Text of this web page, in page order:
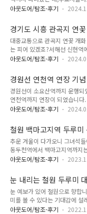
와 28mm 매크로 렌즈를 챙겨
대중교통 방법은 이미 다른
은행나무 단풍 (2024-
환승 방법만이 남았습니다.기
하여 이동 후 신탄리역에서 백
아닌 새로 교통카드 결제하여
주 있으므로 연천역에서 나와
데,13번은 이평리~백마고지역
농어촌버스로 하루 운행 회수
니다. 연천역 3번 출구를 나와
데, 이런 현수막이 붙어 있습니
아웃도어/탐조-후기
경기도 시흥 관곡지 연
조, 저어새 울음 소리 영
교통 뚜벅이 당일 여행
대중교통으로 관곡지 연꽃 개
는 피어 있겠죠?서해선 신현역
다. 1번(2번) 출구 나와서 횡단
건너서 진행하면 됩니다. 길찾
찾기로 관곡지까지 도보 모드
습니다. 초록빛 벼를 보니 마치
리 달맞이꽃 주홍박각시 옥수
보입니다. 금계국 관곡지에 도
을 지나고 붉은인동 물칸나 물
꽃테마파크 종합안내판 홑왕원
아웃도어/탐조-후기
경원선 연천역 연장 기
미 산책, 연천역-백마고
표 (2024-01-07)
경원선이 소요산역까지 운행
연천역까지 연장이 되었습니
마고지역까지 유료로 셔틀버스
로 확인 겸 두루미(학)도 구경
첫차(종로3가 기준 5시 47분
시 20분이 됩니다. 연천역에서
으니, 3번 출구로 나갑니다. 연
출구로 나와서 길 건너편에 버
고지역 셔틀버스는 운임이 무
정차 없이 백마고지역까지 시
아웃도어/탐조-후기
철원 백마고지역 두루
추운 겨울이 다가오니 그녀석
동두천역에서 백마고지역까지
대체 수단인 셔틀버스를 통해
표입니다. 일단 동송을 목표로
리들이 이륙 대기중이네요. 재
성조(부부) 고개를 숙여 먹이를
다. 재두루미 가족 - 머리가 황
는 성조. 쇠기러기 - 비상 재두
아웃도어/탐조-후기
눈 내리는 철원 두루미
(2022-12-21)
눈 예보가 있어 철원으로 향합
미를 볼 수 있다는 기대감에 설
역행 급행 셔틀버스를 타고 한
아웃도어/탐조-후기